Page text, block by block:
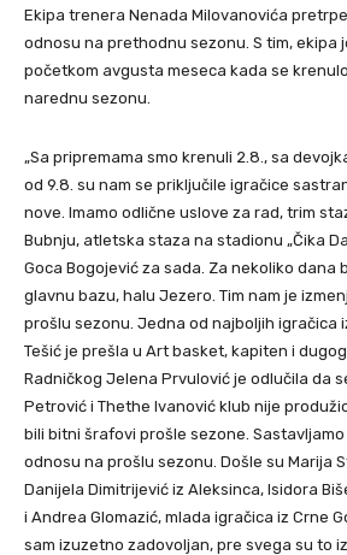
Ekipa trenera Nenada Milovanovića
odnosu na prethodnu sezonu. S tim, ekipa
početkom avgusta meseca kada se
narednu sezonu.
„Sa pripremama smo krenuli 2.8., sa
od 9.8. su nam se priključile igračice
nove. Imamo odlične uslove za rad, trim
Bubnju, atletska staza na stadionu „Čika
Goca Bogojević za sada. Za nekoliko dana
glavnu bazu, halu Jezero. Tim nam je
prošlu sezonu. Jedna od najboljih igračica
Tešić je prešla u Art basket, kapiten i
Radničkog Jelena Prvulović je odlučila da
Petrović i Thethe Ivanović klub nije
bili bitni šrafovi prošle sezone.
odnosu na prošlu sezonu. Došle su Marija
Danijela Dimitrijević iz Aleksinca, Isidora
i Andrea Glomazić, mlada igračica iz Crne
sam izuzetno zadovoljan, pre svega su to